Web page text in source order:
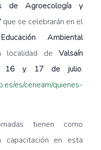
de Agroecología y
que se celebrarán en el
Ambiental
localidad de Valsaín
16 y 17 de julio.
es/ceneam/quienes-
tienen como
capacitación en esta